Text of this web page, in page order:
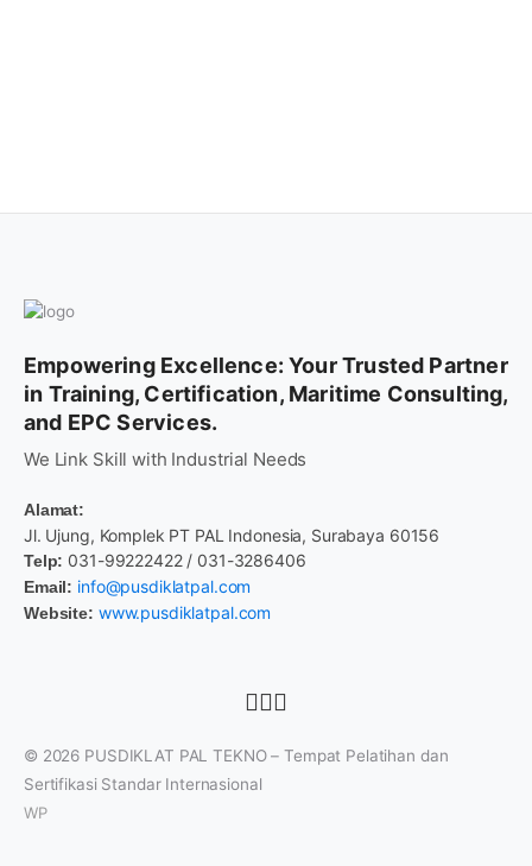
Empowering Excellence: Your Trusted Partner
in Training, Certification, Maritime Consulting,
and EPC Services.
We Link Skill with Industrial Needs
Alamat:
Jl. Ujung, Komplek PT PAL Indonesia, Surabaya 60156
Telp: 031-99222422 / 031-3286406
Email: info@pusdiklatpal.com
Website: www.pusdiklatpal.com
© 2026 PUSDIKLAT PAL TEKNO – Tempat Pelatihan dan
Sertifikasi Standar Internasional
WP